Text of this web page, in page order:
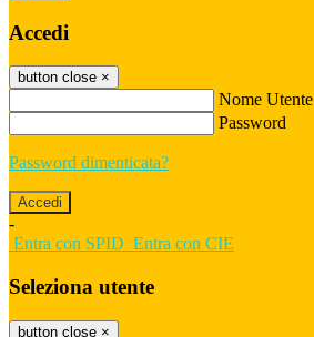
Accedi
button close ×
Nome Utente
Password
Password dimenticata?
-
Entra con SPID Entra con CIE
Seleziona utente
button close ×